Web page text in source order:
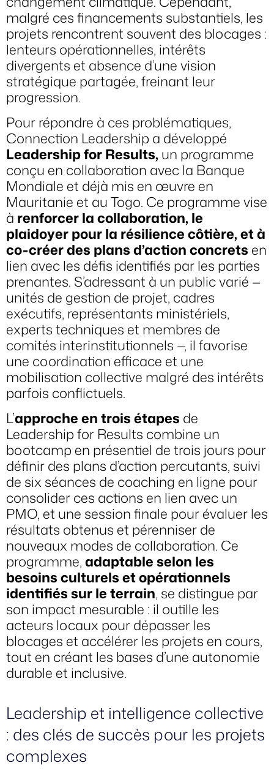
malgré ces financements substantiels, les
projets rencontrent souvent des blocages :
lenteurs opérationnelles, intérêts
divergents et absence d’une vision
stratégique partagée, freinant leur
progression.
Pour répondre à ces problématiques,
Connection Leadership a développé
Leadership for Results, un programme
conçu en collaboration avec la Banque
Mondiale et déjà mis en œuvre en
Mauritanie et au Togo. Ce programme vise
à renforcer la collaboration, le
plaidoyer pour la résilience côtière, et à
co-créer des plans d’action concrets en
lien avec les défis identifiés par les parties
prenantes. S’adressant à un public varié —
unités de gestion de projet, cadres
exécutifs, représentants ministériels,
experts techniques et membres de
comités interinstitutionnels —, il favorise
une coordination efficace et une
mobilisation collective malgré des intérêts
parfois conflictuels.
L’approche en trois étapes de
Leadership for Results combine un
bootcamp en présentiel de trois jours pour
définir des plans d’action percutants, suivi
de six séances de coaching en ligne pour
consolider ces actions en lien avec un
PMO, et une session finale pour évaluer les
résultats obtenus et pérenniser de
nouveaux modes de collaboration. Ce
programme,adaptable selon les
besoins culturels et opérationnels
identifiés sur le terrain, se distingue par
son impact mesurable : il outille les
acteurs locaux pour dépasser les
blocages et accélérer les projets en cours,
tout en créant les bases d’une autonomie
durable et inclusive.
Leadership et intelligence collective
: des clés de succès pour les projets
complexes